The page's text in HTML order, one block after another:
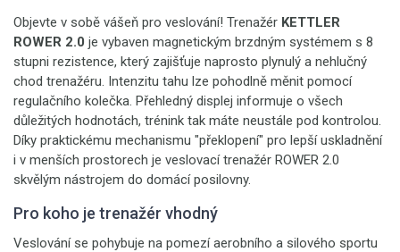
Objevte v sobě vášeň pro veslování! Trenažér KETTLER
ROWER 2.0 je vybaven magnetickým brzdným systémem s 8
stupni rezistence, který zajišťuje naprosto plynulý a nehlučný
chod trenažéru. Intenzitu tahu lze pohodlně měnit pomocí
regulačního kolečka. Přehledný displej informuje o všech
důležitých hodnotách, trénink tak máte neustále pod kontrolou.
Díky praktickému mechanismu "překlopení" pro lepší uskladnění
i v menších prostorech je veslovací trenažér ROWER 2.0
skvělým nástrojem do domácí posilovny.
Pro koho je trenažér vhodný
Veslování se pohybuje na pomezí aerobního a silového sportu